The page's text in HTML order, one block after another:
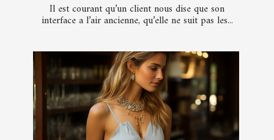
Il est courant qu’un client nous dise que son
interface a l’air ancienne, qu’elle ne suit pas les...